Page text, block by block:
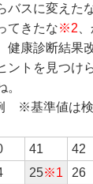
バスに変えた
てきたな※2
健康診断結果
ントを見つけ
※基準値は
41 42
25※1 26